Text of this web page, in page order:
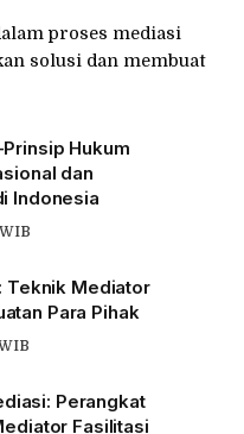
proses mediasi
solusi dan membuat
Hukum
dan
Indonesia
Teknik Mediator
Para Pihak
Perangkat
Fasilitasi